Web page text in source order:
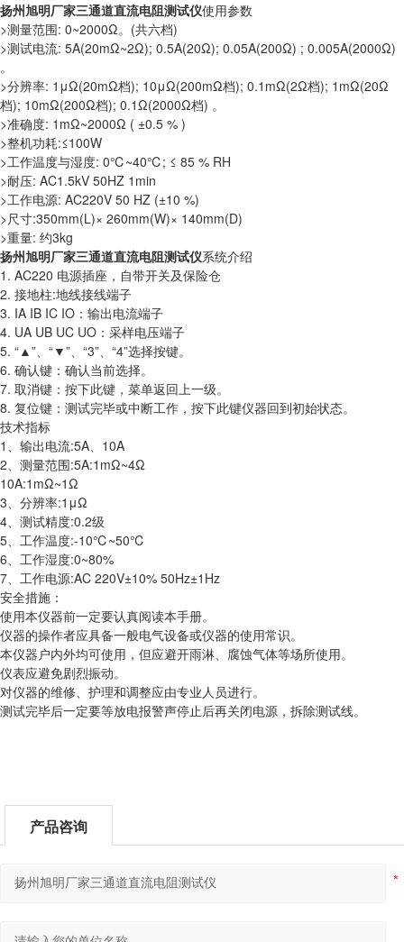
扬州旭明厂家三通道直流电阻测试仪使用参数
>测量范围: 0~2000Ω。(共六档)
>测试电流: 5A(20mΩ~2Ω); 0.5A(20Ω); 0.05A(200Ω) ; 0.005A(2000Ω)
。
>分辨率: 1μΩ(20mΩ档); 10μΩ(200mΩ档); 0.1mΩ(2Ω档); 1mΩ(20Ω
档); 10mΩ(200Ω档); 0.1Ω(2000Ω档) 。
>准确度: 1mΩ~2000Ω ( ±0.5 % )
>整机功耗:≤100W
>工作温度与湿度: 0℃~40℃; ≤ 85 % RH
>耐压: AC1.5kV 50HZ 1min
>工作电源: AC220V 50 HZ (±10 %)
>尺寸:350mm(L)× 260mm(W)× 140mm(D)
>重量: 约3kg
扬州旭明厂家三通道直流电阻测试仪系统介绍
1. AC220 电源插座，自带开关及保险仓
2. 接地柱:地线接线端子
3. IA IB IC IO：输出电流端子
4. UA UB UC UO：采样电压端子
5. “▲”、“▼”、“3”、“4”选择按键。
6. 确认键：确认当前选择。
7. 取消键：按下此键，菜单返回上一级。
8. 复位键：测试完毕或中断工作，按下此键仪器回到初始状态。
技术指标
1、输出电流:5A、10A
2、测量范围:5A:1mΩ~4Ω
10A:1mΩ~1Ω
3、分辨率:1μΩ
4、测试精度:0.2级
5、工作温度:-10℃~50℃
6、工作湿度:0~80%
7、工作电源:AC 220V±10% 50Hz±1Hz
安全措施：
使用本仪器前一定要认真阅读本手册。
仪器的操作者应具备一般电气设备或仪器的使用常识。
本仪器户内外均可使用，但应避开雨淋、腐蚀气体等场所使用。
仪表应避免剧烈振动。
对仪器的维修、护理和调整应由专业人员进行。
测试完毕后一定要等放电报警声停止后再关闭电源，拆除测试线。
产品咨询